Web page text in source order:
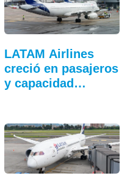
LATAM Airlines
creció en pasajeros
y capacidad